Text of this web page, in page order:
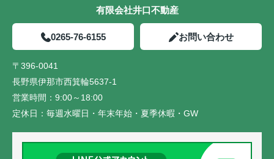
有限会社井口不動産
0265-76-6155 お問い合わせ
〒396-0041
長野県伊那市西箕輪5637-1
営業時間： 9:00～18:00
定休日： 毎週水曜日・年末年始・夏季休暇・GW